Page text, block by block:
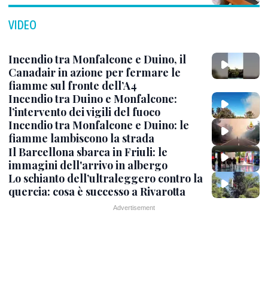
VIDEO
Incendio tra Monfalcone e Duino, il
Canadair in azione per fermare le
fiamme sul fronte dell’A4
Incendio tra Duino e Monfalcone:
l’intervento dei vigili del fuoco
Incendio tra Monfalcone e Duino: le
fiamme lambiscono la strada
Il Barcellona sbarca in Friuli: le
immagini dell'arrivo in albergo
Lo schianto dell’ultraleggero contro la
quercia: cosa è successo a Rivarotta